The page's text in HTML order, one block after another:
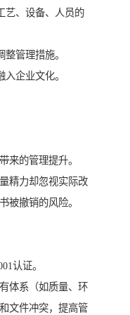
艺、设备、人员的
管理措施。
企业文化。
来的管理提升。
精力却忽视实际改
被撤销的风险。
认证。
体系（如质量、环
文件冲突，提高管